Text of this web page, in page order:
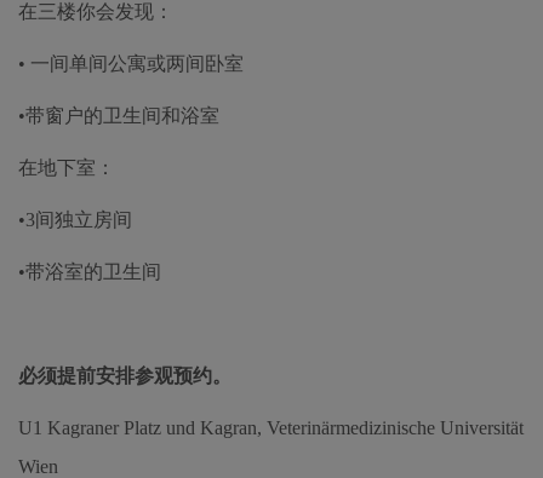
在三楼你会发现：
• 一间单间公寓或两间卧室
•带窗户的卫生间和浴室
在地下室：
•3间独立房间
•带浴室的卫生间
必须提前安排参观预约。
U1 Kagraner Platz und Kagran, Veterinärmedizinische Universität
Wien